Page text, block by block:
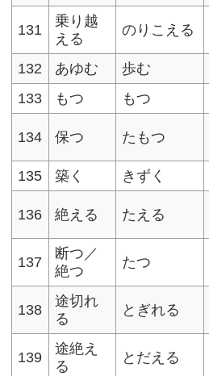
131
乗り越
える
のりこえる
132
あゆむ 歩む
133
もつ もつ
134 保つ たもつ
135
築く きずく
136 絶える たえる
137
断つ／
絶つ
たつ
138
途切れ
る
とぎれる
139
途絶え
る
とだえる